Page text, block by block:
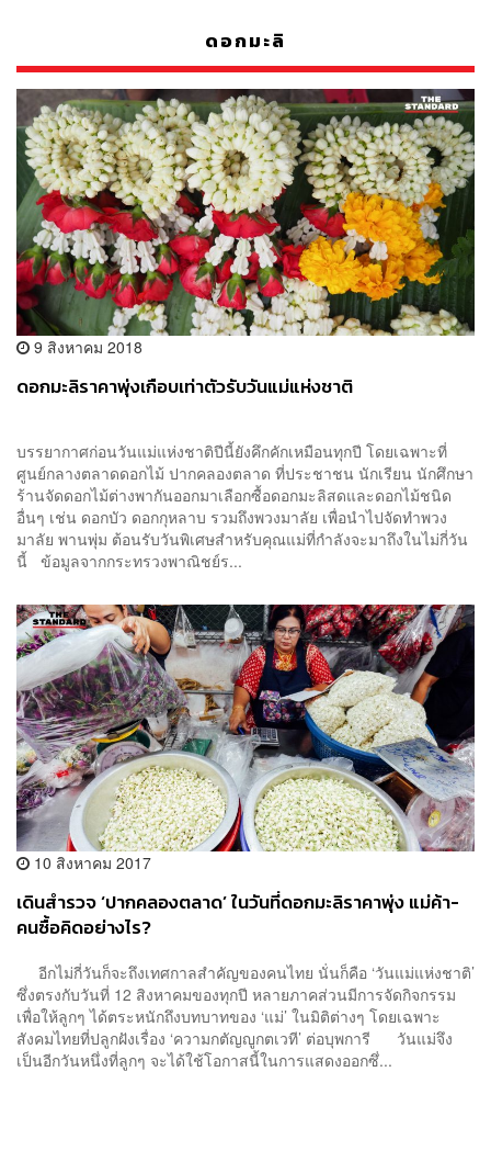
ดอกมะลิ
9 สิงหาคม 2018
ดอกมะลิราคาพุ่งเกือบเท่าตัวรับวันแม่แห่งชาติ
บรรยากาศก่อนวันแม่แห่งชาติปีนี้ยังคึกคักเหมือนทุกปี โดยเฉพาะที่
ศูนย์กลางตลาดดอกไม้ ปากคลองตลาด ที่ประชาชน นักเรียน นักศึกษา
ร้านจัดดอกไม้ต่างพากันออกมาเลือกซื้อดอกมะลิสดและดอกไม้ชนิด
อื่นๆ เช่น ดอกบัว ดอกกุหลาบ รวมถึงพวงมาลัย เพื่อนำไปจัดทำพวง
มาลัย พานพุ่ม ต้อนรับวันพิเศษสำหรับคุณแม่ที่กำลังจะมาถึงในไม่กี่วัน
นี้ ข้อมูลจากกระทรวงพาณิชย์ร...
10 สิงหาคม 2017
เดินสำรวจ ‘ปากคลองตลาด’ ในวันที่ดอกมะลิราคาพุ่ง แม่ค้า-
คนซื้อคิดอย่างไร?
อีกไม่กี่วันก็จะถึงเทศกาลสำคัญของคนไทย นั่นก็คือ ‘วันแม่แห่งชาติ’
ซึ่งตรงกับวันที่ 12 สิงหาคมของทุกปี หลายภาคส่วนมีการจัดกิจกรรม
เพื่อให้ลูกๆ ได้ตระหนักถึงบทบาทของ ‘แม่’ ในมิติต่างๆ โดยเฉพาะ
สังคมไทยที่ปลูกฝังเรื่อง ‘ความกตัญญูกตเวที’ ต่อบุพการี วันแม่จึง
เป็นอีกวันหนึ่งที่ลูกๆ จะได้ใช้โอกาสนี้ในการแสดงออกซึ่...